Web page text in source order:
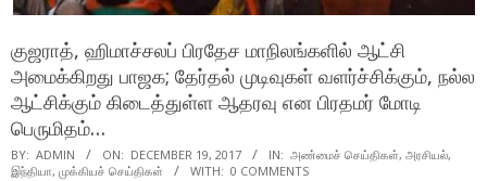
குஜராத், ஹிமாச்சலப் பிரதேச மாநிலங்களில் ஆட்சி
அமைக்கிறது பாஜக; தேர்தல் முடிவுகள் வளர்ச்சிக்கும், நல்ல
ஆட்சிக்கும் கிடைத்துள்ள ஆதரவு என பிரதமர் மோடி
பெருமிதம்…
BY: ADMIN ON: DECEMBER 19, 2017 IN: அண்மைச் செய்திகள், அரசியல்,
இந்தியா, முக்கியச் செய்திகள் WITH: 0 COMMENTS